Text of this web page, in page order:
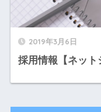
2019年3月6日
採用情報【ネット